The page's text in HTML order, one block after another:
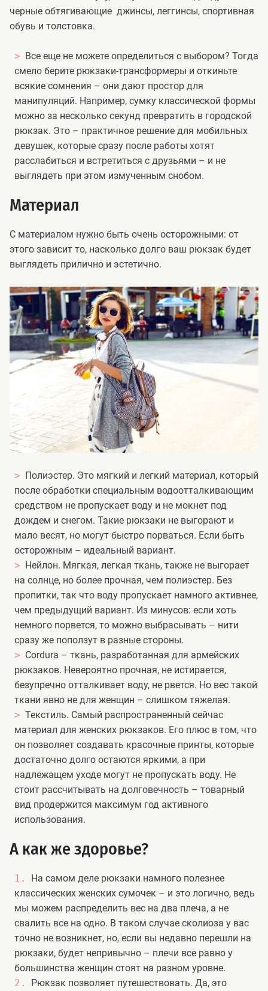
черные обтягивающие джинсы, леггинсы, спортивная
обувь и толстовка.
Все еще не можете определиться с выбором? Тогда
смело берите рюкзаки-трансформеры и откиньте
всякие сомнения – они дают простор для
манипуляций. Например, сумку классической формы
можно за несколько секунд превратить в городской
рюкзак. Это – практичное решение для мобильных
девушек, которые сразу после работы хотят
расслабиться и встретиться с друзьями – и не
выглядеть при этом измученным снобом.
Материал
С материалом нужно быть очень осторожными: от
этого зависит то, насколько долго ваш рюкзак будет
выглядеть прилично и эстетично.
Полиэстер. Это мягкий и легкий материал, который
после обработки специальным водоотталкивающим
средством не пропускает воду и не мокнет под
дождем и снегом. Такие рюкзаки не выгорают и
мало весят, но могут быстро порваться. Если быть
осторожным – идеальный вариант.
Нейлон. Мягкая, легкая ткань, также не выгорает
на солнце, но более прочная, чем полиэстер. Без
пропитки, так что воду пропускает намного активнее,
чем предыдущий вариант. Из минусов: если хоть
немного порвется, то можно выбрасывать – нити
сразу же поползут в разные стороны.
Cordura – ткань, разработанная для армейских
рюкзаков. Невероятно прочная, не истирается,
безупречно отталкивает воду, не рвется. Но вес такой
ткани явно не для женщин – слишком тяжелая.
Текстиль. Самый распространенный сейчас
материал для женских рюкзаков. Его плюс в том, что
он позволяет создавать красочные принты, которые
достаточно долго остаются яркими, а при
надлежащем уходе могут не пропускать воду. Не
стоит рассчитывать на долговечность – товарный
вид продержится максимум год активного
использования.
А как же здоровье?
На самом деле рюкзаки намного полезнее
классических женских сумочек – и это логично, ведь
мы можем распределить вес на два плеча, а не
свалить все на одно. В таком случае сколиоза у вас
точно не возникнет, но, если вы недавно перешли на
рюкзаки, будет непривычно – плечи все равно у
большинства женщин стоят на разном уровне.
Рюкзак позволяет путешествовать. Да, это